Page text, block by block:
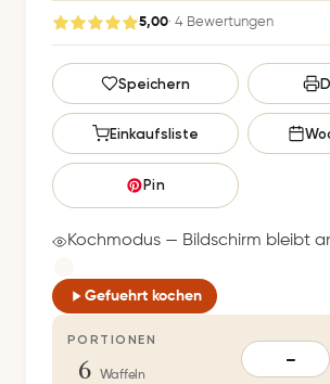
5,00· 4 Bewertungen
G
e
s
e
c
e
r
Speichern
Einkaufsliste
Pin
Kochmodus — Bildschirm bleibt
Gefuehrt kochen
PORTIONEN
6 Waffeln
−